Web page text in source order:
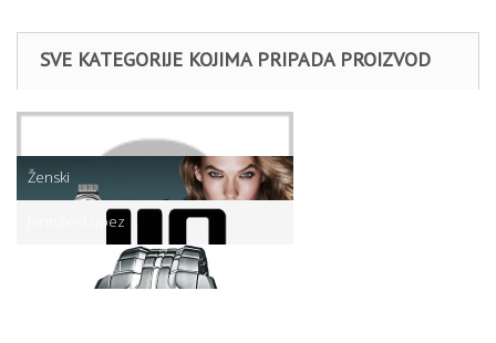
SVE KATEGORIJE KOJIMA PRIPADA PROIZVOD
Ženski
Jennifer Lopez
RUČNI SATOVI